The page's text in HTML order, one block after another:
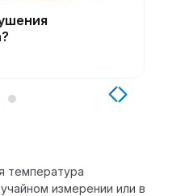
температура
измерении или в